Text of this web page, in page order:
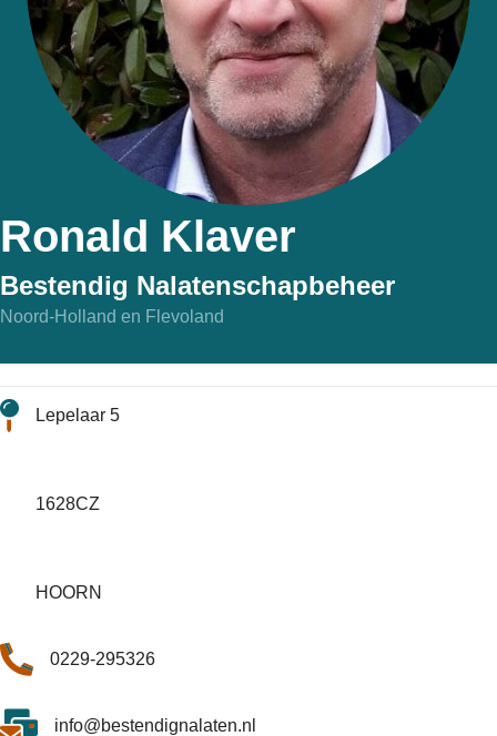
Ronald Klaver
Bestendig Nalatenschapbeheer
Noord-Holland en Flevoland
Lepelaar 5
1628CZ
HOORN
0229-295326
info@bestendignalaten.nl